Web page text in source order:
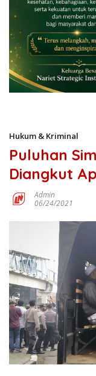
Hukum & Kriminal
Puluhan
Diangkut
Admin
06/24/2021